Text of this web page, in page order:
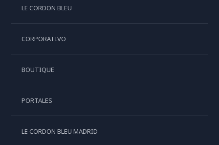
LE CORDON BLEU
CORPORATIVO
BOUTIQUE
PORTALES
LE CORDON BLEU MADRID